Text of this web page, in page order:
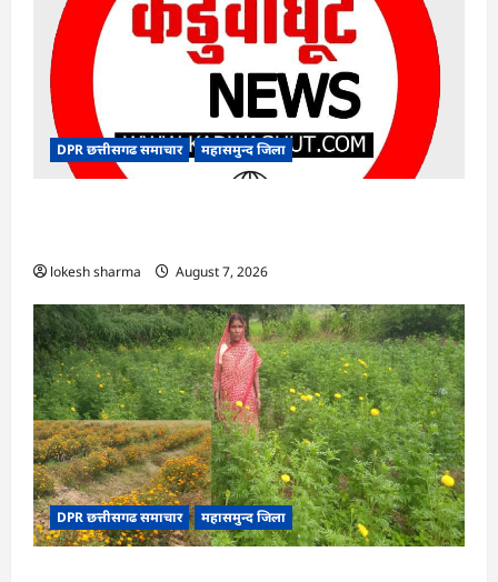
DPR छत्तीसगढ समाचार महासमुन्द जिला
lokesh sharma August 7, 2026
DPR छत्तीसगढ समाचार महासमुन्द जिला